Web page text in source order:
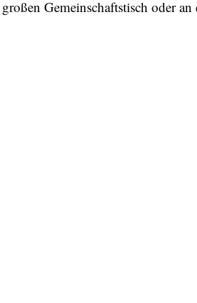
Gemeinschaftstisch oder an